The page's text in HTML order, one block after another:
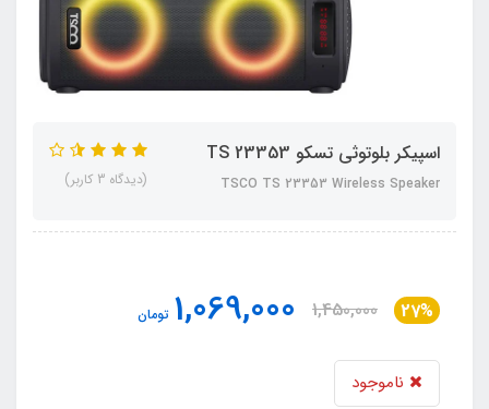
اسپیکر بلوتوثی تسکو TS 23353
TSCO TS 23353 Wireless Speaker (دیدگاه 3 کاربر)
27%
1,450,000
1,069,000 تومان
ناموجود